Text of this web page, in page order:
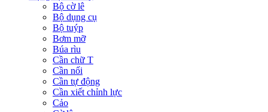
Bộ cờ lê
Bộ dụng cụ
Bộ tuýp
Bơm mỡ
Búa rìu
Cần chữ T
Cần nối
Cần tự động
Cần xiết chỉnh lực
Cảo